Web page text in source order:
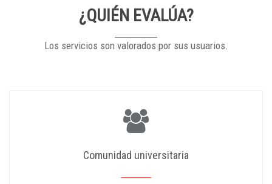
¿QUIÉN EVALÚA?
Los servicios son valorados por sus usuarios.
Comunidad universitaria